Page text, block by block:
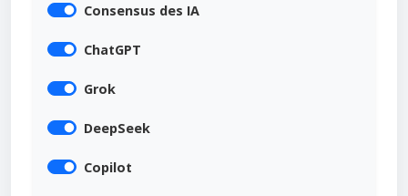
Consensus des IA
ChatGPT
Grok
DeepSeek
Copilot